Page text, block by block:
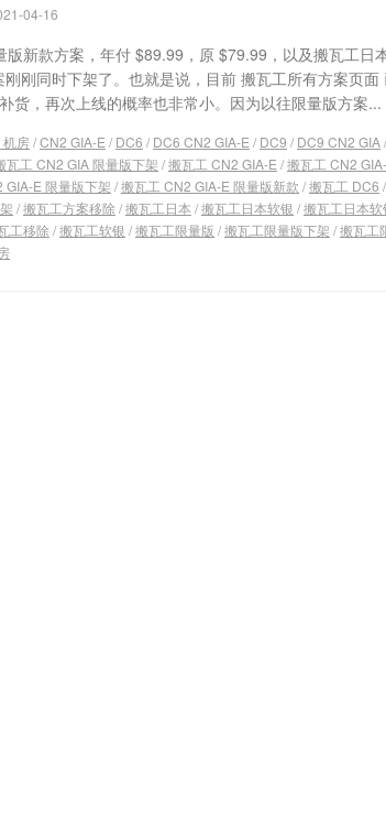
04-16
版新款方案，年付 $89.99，原 $79.99，以及搬瓦工日
刚同时下架了。也就是说，目前 搬瓦工所有方案页
货，再次上线的概率也非常小。因为以往限量版方案...
机房/CN2 GIA-E / DC6 / DC6 CN2 GIA-E / DC9 / DC9 CN2 GIA/
瓦工 CN2 GIA 限量版下架 /搬瓦工 CN2 GIA-E /搬瓦工 CN2
GIA-E 限量版下架 /搬瓦工 CN2 GIA-E 限量版新款 /搬瓦工 DC6 /
/搬瓦工方案移除 /搬瓦工日本 /搬瓦工日本软银 /搬瓦工日本软
工移除 /搬瓦工软银 /搬瓦工限量版 /搬瓦工限量版下架 /搬瓦工